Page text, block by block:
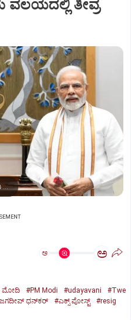
ವಲಯದಲ್ಲಿ ತೀವ್ರ
ಉಪರಾಷ್ಟ್ರಪತಿ ಜಗದೀಪ್‌ ಧನ್ಕರ್-ಪ್ರಧಾನಿ ಮೋದಿ
ಅ ಅ
ಮೋದಿ #PM Modi #udayavani
#Twe
ಧನ್‌ಕರ್‌ #ಎಕ್ಸ್‌ ಪೋಸ್ಟ್
#resig